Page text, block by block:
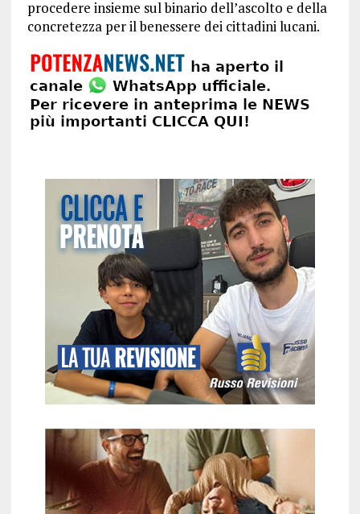
procedere insieme sul binario dell’ascolto e della
concretezza per il benessere dei cittadini lucani.